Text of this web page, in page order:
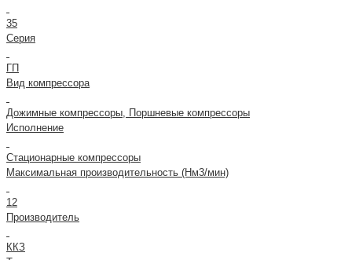
35
Серия
ГП
Вид компрессора
Дожимные компрессоры, Поршневые компрессоры
Исполнение
Стационарные компрессоры
Максимальная производительность (Нм3/мин)
12
Производитель
ККЗ